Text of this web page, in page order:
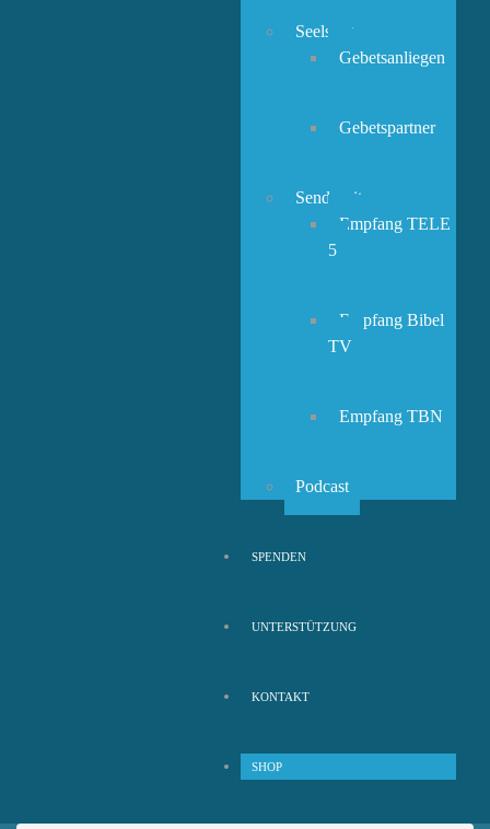
Seelsorge
Gebetsanliegen
Gebetspartner
Sendezeiten
Empfang TELE
5
Empfang Bibel
TV
Empfang TBN
Podcast
SPENDEN
UNTERSTÜTZUNG
KONTAKT
SHOP